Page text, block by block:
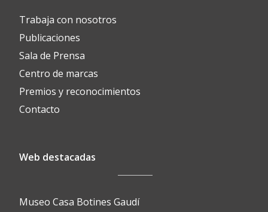
Trabaja con nosotros
Publicaciones
Sala de Prensa
Centro de marcas
Premios y reconocimientos
Contacto
Web destacadas
Museo Casa Botines Gaudí